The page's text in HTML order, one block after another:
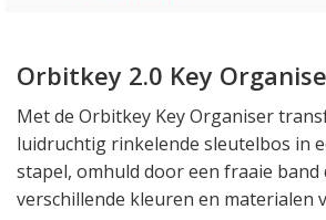
Orbitkey 2.0 Key
Met de Orbitkey Key Organiser
luidruchtig rinkelende sleutelbos in
stapel, omhuld door een fraaie band
verschillende kleuren en materialen